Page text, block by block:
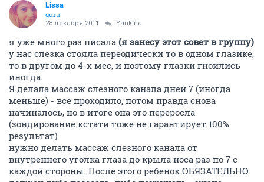
Lissa
guru
28 декабря 2011 Yankina
я уже много раз писала (я занесу этот совет в группу)
у нас слезка стояла переодически то в одном глазике,
то в другом до 4-х мес, и поэтому глазки гноились
иногда.
Я делала массаж слезного канала дней 7 (иногда
меньше) - все проходило, потом правда снова
начиналось, но в итоге она это переросла
(зондирование кстати тоже не гарантирует 100%
результат)
нужно делать массаж слезного канала от
внутреннего уголка глаза до крыла носа раз по 7 с
каждой стороны. После этого ребенок ОБЯЗАТЕЛЬНО